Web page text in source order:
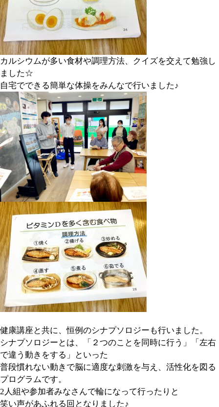
カルシウムが多い食材や調理方法、クイズを交えて勉強し
ました☆
自宅でできる簡単な体操をみんなで行いました♪
健康講座と共に、恒例のシナプソロジーも行いました。
シナプソロジーとは、「２つのことを同時に行う」「左右
で違う動きをする」といった
普段慣れない動きで脳に適度な刺激を与え、活性化を図る
プログラムです。
2人組や参加者みなさんで輪になって行ったりと
笑い声があふれる回となりました♪